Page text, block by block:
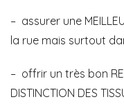
– assurer une
la rue mais surtout
– offrir un très bon
DISTINCTION DES